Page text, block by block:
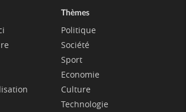
Thèmes
Politique
Société
Sport
Economie
Culture
Technologie